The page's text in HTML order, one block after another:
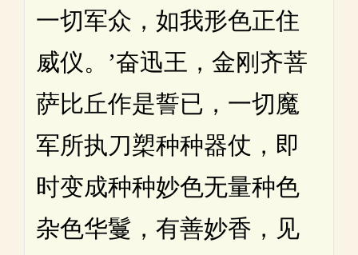
一切军众，如我形色正住
威仪。’奋迅王，金刚齐菩
萨比丘作是誓已，一切魔
军所执刀槊种种器仗，即
时变成种种妙色无量种色
杂色华鬘，有善妙香，见